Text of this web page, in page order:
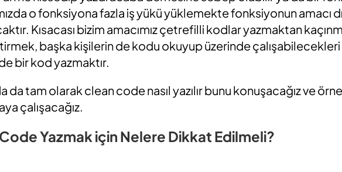
o fonksiyona fazla iş yükü yüklemekte fonksiyonun amacı
Kısacası bizim amacımız çetrefilli kodlar yazmaktan
başka kişilerin de kodu okuyup üzerinde çalışabilecekleri
bir kod yazmaktır.
da tam olarak clean code nasıl yazılır bunu konuşacağız ve
çalışacağız.
Yazmak için Nelere Dikkat Edilmeli?